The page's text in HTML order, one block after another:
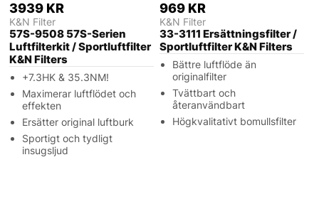
3939 KR
K&N Filter
57S-9508 57S-Serien
Luftfilterkit / Sportluftfilter
K&N Filters
+7.3HK & 35.3NM!
Maximerar luftflödet och
effekten
Ersätter original luftburk
Sportigt och tydligt
insugsljud
969 KR
K&N Filter
33-3111 Ersättningsfilter /
Sportluftfilter K&N Filters
Bättre luftflöde än
originalfilter
Tvättbart och
återanvändbart
Högkvalitativt bomullsfilter